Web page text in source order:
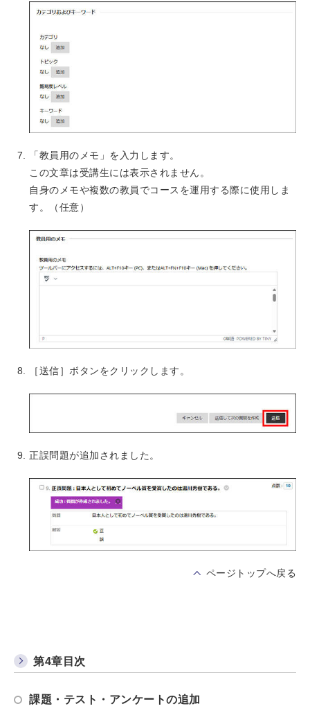
「教員用のメモ」を入力します。
この文章は受講生には表示されません。
自身のメモや複数の教員でコースを運用する際に使用しま
す。（任意）
［送信］ボタンをクリックします。
正誤問題が追加されました。
ページトップへ戻る
第4章目次
課題・テスト・アンケートの追加